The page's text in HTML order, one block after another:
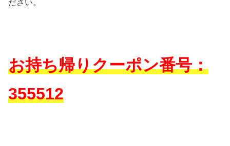
ださい。
お持ち帰りクーポン番号：
355512